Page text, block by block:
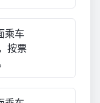
乘车
按票